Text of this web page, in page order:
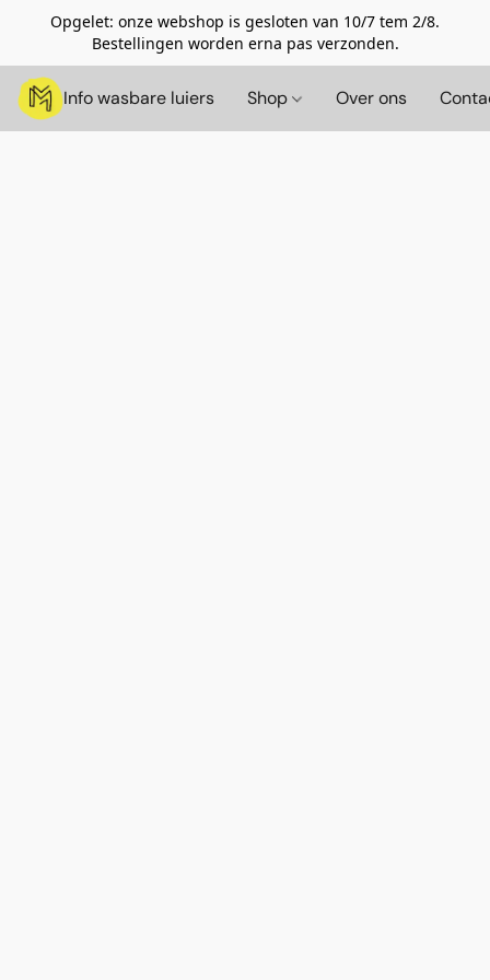
Opgelet: onze webshop is gesloten van 10/7 tem 2/8.
Bestellingen worden erna pas verzonden.
Info wasbare luiers Shop Over ons